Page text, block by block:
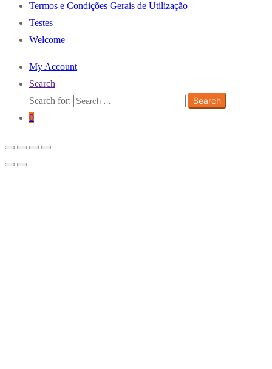
Termos e Condições Gerais de Utilização
Testes
Welcome
My Account
Search
Search for:
Search
0